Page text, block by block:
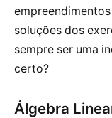
soluções dos
sempre ser uma
certo?
Álgebra